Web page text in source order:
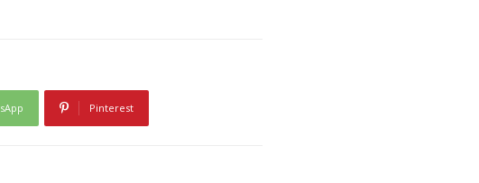
Pinterest